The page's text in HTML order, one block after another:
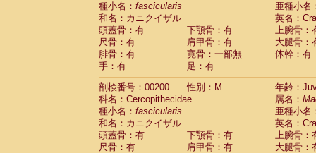
種小名： fascicularis
亜種小名
和名：カニクイザル
英名：
頭蓋骨：有
下顎骨：有
上腕骨：
尺骨：有
肩甲骨：有
大腿骨：
腓骨：有
寛骨：一部無
体幹：有
手：有
足：有
剖検番号：00200
性別：M
年齢：
科名：Cercopithecidae
属名：
種小名： fascicularis
亜種小名
和名：カニクイザル
英名：
頭蓋骨：有
下顎骨：有
上腕骨：
尺骨：有
肩甲骨：有
大腿骨：